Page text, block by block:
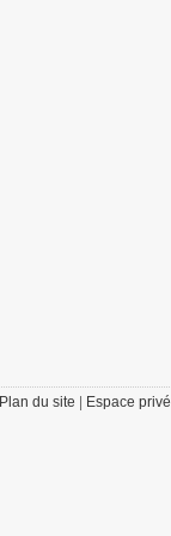
Plan du site Espace privé